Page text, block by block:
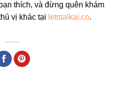
thích, và đừng quên khám
vị khác tại letstalkai.co.